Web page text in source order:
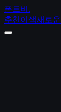
폰트비 .
추천 이색새로운